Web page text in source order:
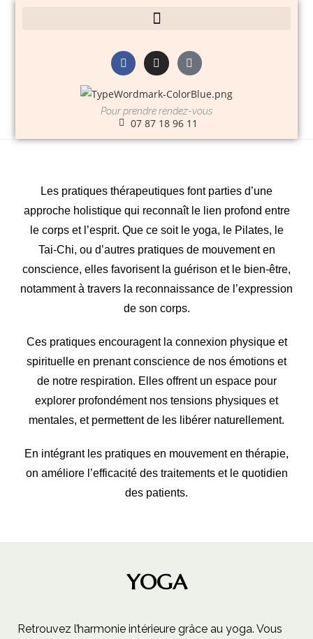
Pour prendre rendez-vous
07 87 18 96 11
Les pratiques thérapeutiques font parties d’une
approche holistique qui reconnaît le lien profond entre
le corps et l’esprit. Que ce soit le yoga, le Pilates, le
Tai-Chi, ou d’autres pratiques de mouvement en
conscience, elles favorisent la guérison et le bien-être,
notamment à travers la reconnaissance de l’expression
de son corps.
Ces pratiques encouragent la connexion physique et
spirituelle en prenant conscience de nos émotions et
de notre respiration. Elles offrent un espace pour
explorer profondément nos tensions physiques et
mentales, et permettent de les libérer naturellement.
En intégrant les pratiques en mouvement en thérapie,
on améliore l’efficacité des traitements et le quotidien
des patients.
YOGA
Retrouvez l’harmonie intérieure grâce au yoga. Vous